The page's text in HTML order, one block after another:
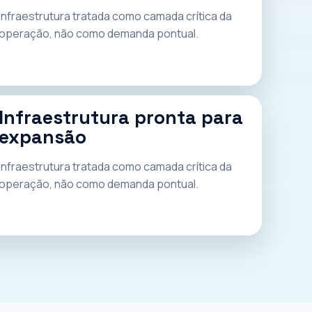
tratada como camada crítica da
não como demanda pontual.
pronta para
tratada como camada crítica da
não como demanda pontual.